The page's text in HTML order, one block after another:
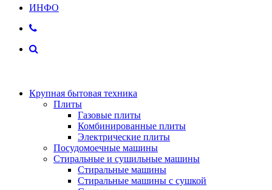
ИНФО
Крупная бытовая техника
Плиты
Газовые плиты
Комбинированные плиты
Электрические плиты
Посудомоечные машины
Стиральные и сушильные машины
Стиральные машины
Стиральные машины с сушкой